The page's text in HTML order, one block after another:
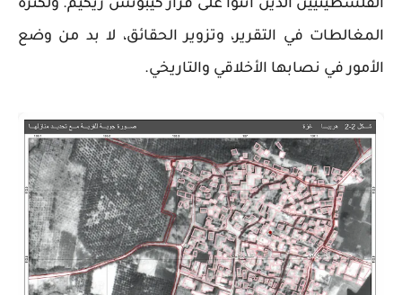
الفلسطينيين الذين أثنوا على قرار كيبوتس زيكيم. ولكثرة
المغالطات في التقرير، وتزوير الحقائق، لا بد من وضع
الأمور في نصابها الأخلاقي والتاريخي.